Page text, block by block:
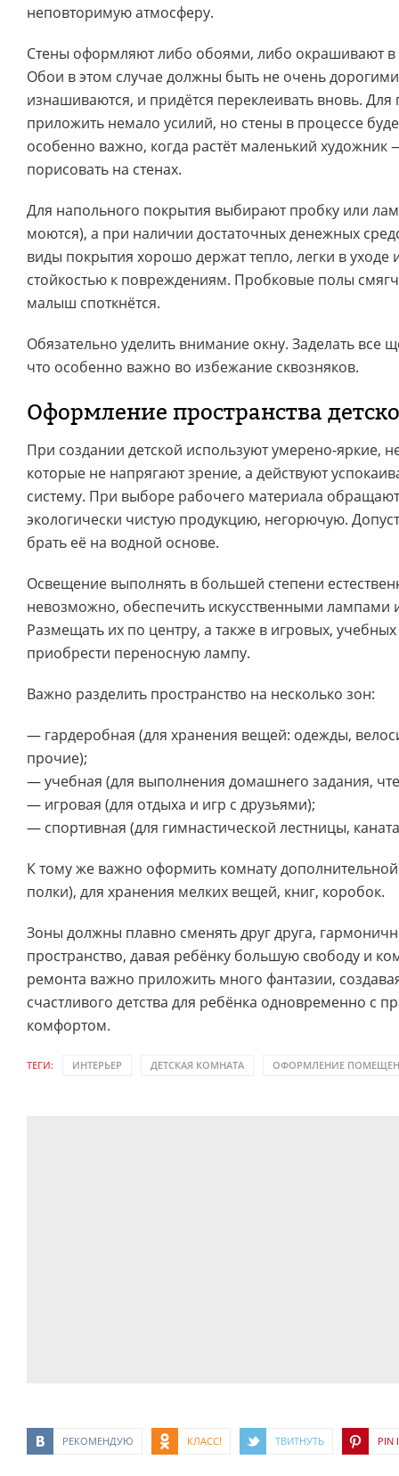
неповторимую атмосферу.
Стены оформляют либо обоями, либо окрашивают в
Обои в этом случае должны быть не очень
изнашиваются, и придётся переклеивать вновь.
приложить немало усилий, но стены в процессе
особенно важно, когда растёт маленький художник
порисовать на стенах.
Для напольного покрытия выбирают пробку или
моются), а при наличии достаточных денежных
виды покрытия хорошо держат тепло, легки в уходе
стойкостью к повреждениям. Пробковые полы
малыш споткнётся.
Обязательно уделить внимание окну. Заделать все
что особенно важно во избежание сквозняков.
Оформление пространства
При создании детской используют умерено-яркие,
которые не напрягают зрение, а действуют
систему. При выборе рабочего материала
экологически чистую продукцию, негорючую.
брать её на водной основе.
Освещение выполнять в большей степени
невозможно, обеспечить искусственными лампами
Размещать их по центру, а также в игровых,
приобрести переносную лампу.
Важно разделить пространство на несколько зон:
— гардеробная (для хранения вещей: одежды,
прочие);
— учебная (для выполнения домашнего задания,
— игровая (для отдыха и игр с друзьями);
— спортивная (для гимнастической лестницы,
К тому же важно оформить комнату
полки), для хранения мелких вещей, книг, коробок.
Зоны должны плавно сменять друг друга,
пространство, давая ребёнку большую свободу и
ремонта важно приложить много фантазии,
счастливого детства для ребёнка одновременно с
комфортом.
ТЕГИ: ИНТЕРЬЕР ДЕТСКАЯ КОМНАТА ОФОРМЛЕНИЕ
РЕКОМЕНДУЮ КЛАСС! ТВИТНУТЬ PIN